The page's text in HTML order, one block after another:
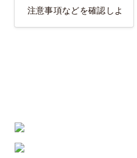
注意事項などを確認しよう！